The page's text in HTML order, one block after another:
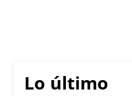
Lo último